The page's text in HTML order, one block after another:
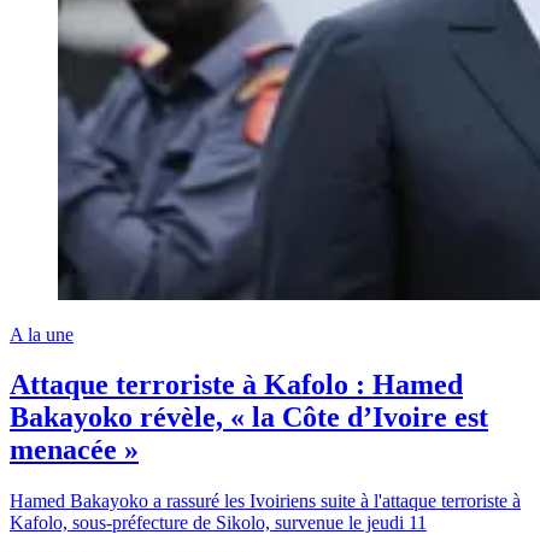
A la une
Attaque terroriste à Kafolo : Hamed
Bakayoko révèle, « la Côte d’Ivoire est
menacée »
Hamed Bakayoko a rassuré les Ivoiriens suite à l'attaque terroriste à
Kafolo, sous-préfecture de Sikolo, survenue le jeudi 11